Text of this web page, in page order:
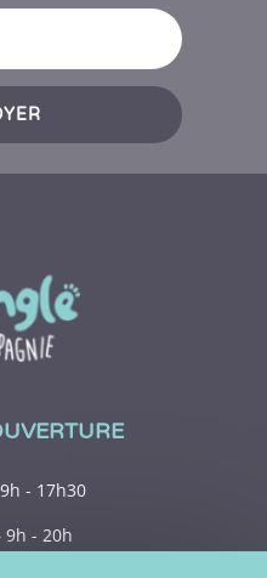
- 17h30
9h - 20h